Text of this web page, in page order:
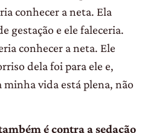
conhecer a neta. Ela
gestação e ele faleceria.
conhecer a neta. Ele
dela foi para ele e,
minha vida está plena, não
é contra a sedação